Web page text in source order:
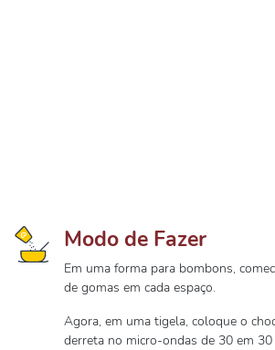
Modo de Fazer
Em uma forma para bombons,
de gomas em cada espaço.
Agora, em uma tigela, coloque o
derreta no micro-ondas de 30 em